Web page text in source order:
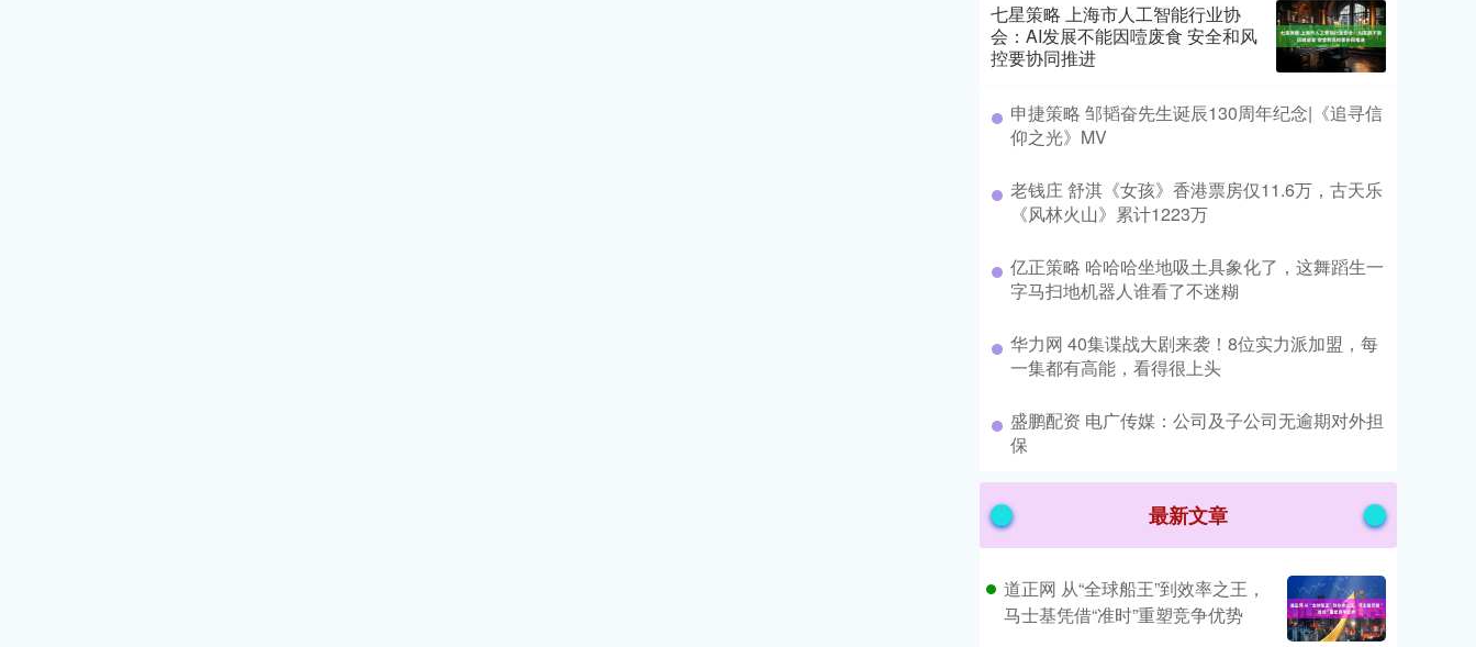
七星策略 上海市人工智能行业协
会：AI发展不能因噎废食 安全和风
控要协同推进
​申捷策略 邹韬奋先生诞辰130周年纪念|《追寻信
仰之光》MV
​老钱庄 舒淇《女孩》香港票房仅11.6万，古天乐
《风林火山》累计1223万
​亿正策略 哈哈哈坐地吸土具象化了，这舞蹈生一
字马扫地机器人谁看了不迷糊
​华力网 40集谍战大剧来袭！8位实力派加盟，每
一集都有高能，看得很上头
​盛鹏配资 电广传媒：公司及子公司无逾期对外担
保
最新文章
道正网 从“全球船王”到效率之王，
马士基凭借“准时”重塑竞争优势